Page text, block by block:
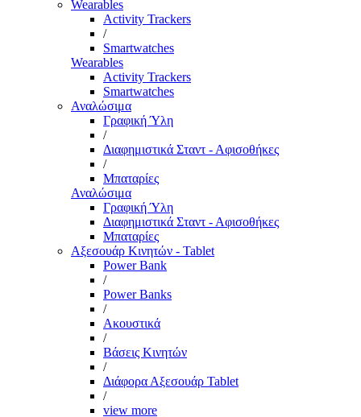
Wearables
Activity Trackers
/
Smartwatches
Wearables
Activity Trackers
Smartwatches
Αναλώσιμα
Γραφική Ύλη
/
Διαφημιστικά Σταντ - Αφισοθήκες
/
Μπαταρίες
Αναλώσιμα
Γραφική Ύλη
Διαφημιστικά Σταντ - Αφισοθήκες
Μπαταρίες
Αξεσουάρ Κινητών - Tablet
Power Bank
/
Power Banks
/
Ακουστικά
/
Βάσεις Κινητών
/
Διάφορα Αξεσουάρ Tablet
/
view more